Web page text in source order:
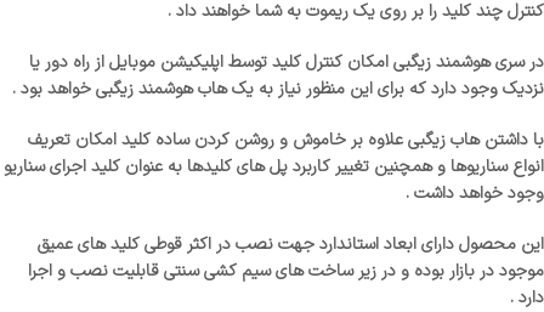
کنترل چند کلید را بر روی یک ریموت به شما خواهند داد .
در سری هوشمند زیگبی امکان کنترل کلید توسط اپلیکیشن موبایل از راه دور یا
نزدیک وجود دارد که برای این منظور نیاز به یک هاب هوشمند زیگبی خواهد بود .
با داشتن هاب زیگبی علاوه بر خاموش و روشن کردن ساده کلید امکان تعریف
انواع سناریوها و همچنین تغییر کاربرد پل های کلیدها به عنوان کلید اجرای سناریو
وجود خواهد داشت .
این محصول دارای ابعاد استاندارد جهت نصب در اکثر قوطی کلید های عمیق
موجود در بازار بوده و در زیر ساخت های سیم کشی سنتی قابلیت نصب و اجرا
دارد .